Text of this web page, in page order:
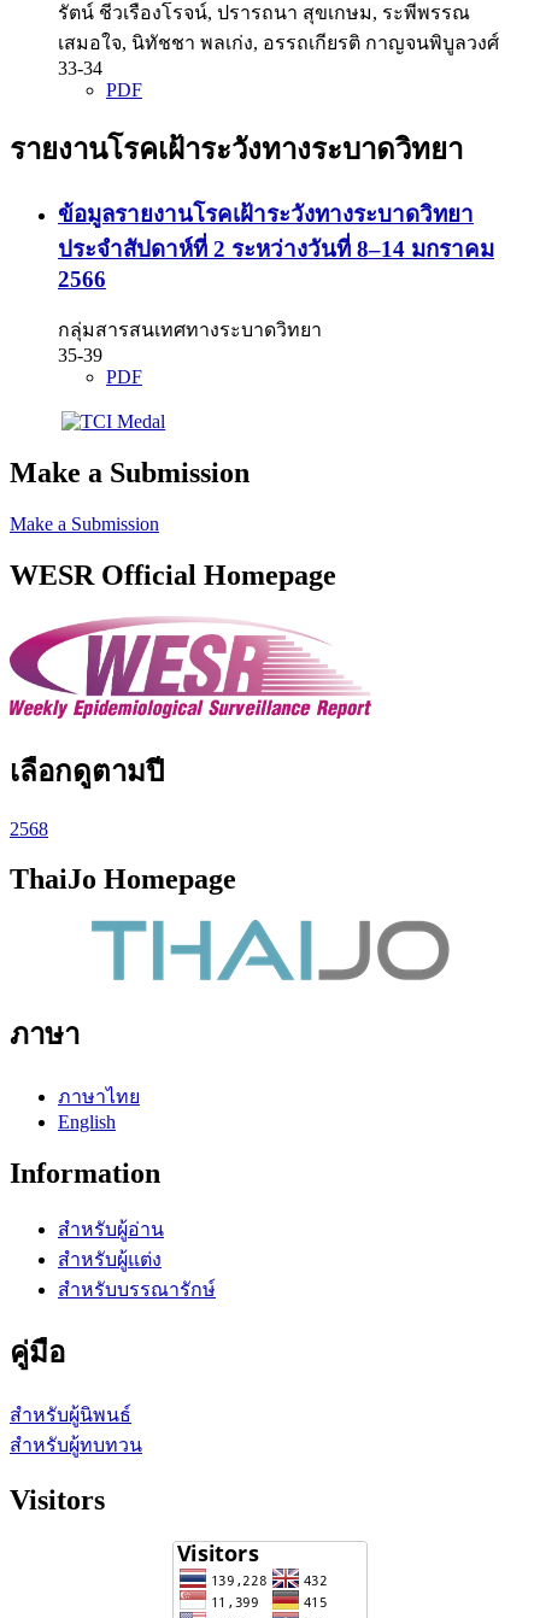
รัตน์ ชีวเรืองโรจน์, ปรารถนา สุขเกษม, ระพีพรรณ
เสมอใจ, นิทัชชา พลเก่ง, อรรถเกียรติ กาญจนพิบูลวงศ์
33-34
PDF
รายงานโรคเฝ้าระวังทางระบาดวิทยา
ข้อมูลรายงานโรคเฝ้าระวังทางระบาดวิทยา
ประจำสัปดาห์ที่ 2 ระหว่างวันที่ 8–14 มกราคม
2566
กลุ่มสารสนเทศทางระบาดวิทยา
35-39
PDF
Make a Submission
Make a Submission
WESR Official Homepage
เลือกดูตามปี
2568
ThaiJo Homepage
ภาษา
ภาษาไทย
English
Information
สำหรับผู้อ่าน
สำหรับผู้แต่ง
สำหรับบรรณารักษ์
คู่มือ
สำหรับผู้นิพนธ์
สำหรับผู้ทบทวน
Visitors